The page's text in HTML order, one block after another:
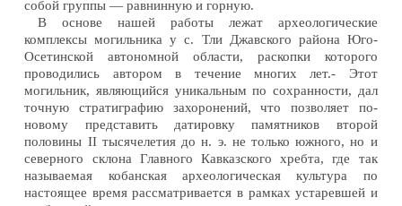
собой группы — равнинную и горную.
В основе нашей работы лежат археологические
комплексы могильника у с. Тли Джавского района Юго-
Осетинской автономной области, раскопки которого
проводились автором в течение многих лет.- Этот
могильник, являющийся уникальным по сохранности, дал
точную стратиграфию захоронений, что позволяет по-
новому представить датировку памятников второй
половины II тысячелетия до н. э. не только южного, но и
северного склона Главного Кавказского хребта, где так
называемая кобанская археологическая культура по
настоящее время рассматривается в рамках устаревшей и